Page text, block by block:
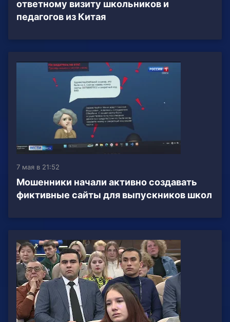
ответному визиту школьников и
педагогов из Китая
7 мая в 21:52
Мошенники начали активно создавать
фиктивные сайты для выпускников школ